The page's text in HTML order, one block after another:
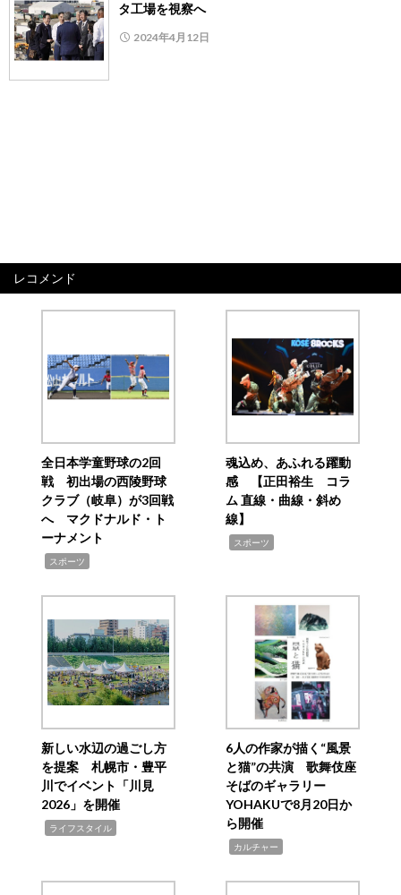
タ工場を視察へ
2024年4月12日
レコメンド
全日本学童野球の2回
戦 初出場の西陵野球
クラブ（岐阜）が3回戦
へ マクドナルド・ト
ーナメント
スポーツ
魂込め、あふれる躍動
感 【正田裕生 コラ
ム 直線・曲線・斜め
線】
スポーツ
新しい水辺の過ごし方
を提案 札幌市・豊平
川でイベント「川見
2026」を開催
ライフスタイル
6人の作家が描く“風景
と猫”の共演 歌舞伎座
そばのギャラリー
YOHAKUで8月20日か
ら開催
カルチャー